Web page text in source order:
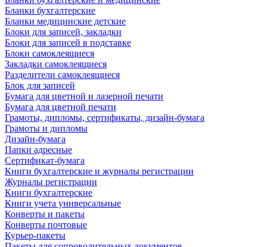
Бланки бухгалтерские
Бланки медицинские детские
Блоки для записей, закладки
Блоки для записей в подставке
Блоки самоклеящиеся
Закладки самоклеящиеся
Разделители самоклеящиеся
Блок для записей
Бумага для цветной и лазерной печати
Бумага для цветной печати
Грамоты, дипломы, сертификаты, дизайн-бумага
Грамоты и дипломы
Дизайн-бумага
Папки адресные
Сертификат-бумага
Книги бухгалтерские и журналы регистрации
Журналы регистрации
Книги бухгалтерские
Книги учета универсальные
Конверты и пакеты
Конверты почтовые
Курьер-пакеты